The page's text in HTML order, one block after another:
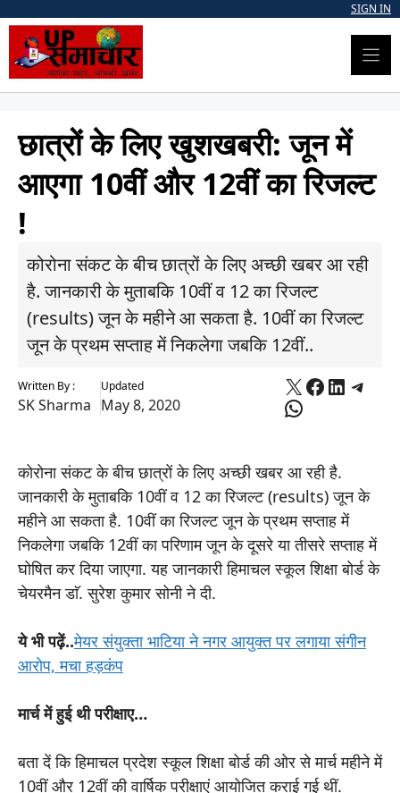
content
SIGN IN
छात्रों के लिए खुशखबरी: जून में
आएगा 10वीं और 12वीं का रिजल्ट
!
कोरोना संकट के बीच छात्रों के लिए अच्छी खबर आ रही
है. जानकारी के मुताबकि 10वीं व 12 का रिजल्ट
(results) जून के महीने आ सकता है. 10वीं का रिजल्ट
जून के प्रथम सप्ताह में निकलेगा जबकि 12वीं..
Written By :
SK Sharma
Updated
May 8, 2020
X Facebook
WhatsApp
कोरोना संकट के बीच छात्रों के लिए अच्छी खबर आ रही है.
जानकारी के मुताबकि 10वीं व 12 का रिजल्ट (results) जून के
महीने आ सकता है. 10वीं का रिजल्ट जून के प्रथम सप्ताह में
निकलेगा जबकि 12वीं का परिणाम जून के दूसरे या तीसरे सप्ताह में
घोषित कर दिया जाएगा. यह जानकारी हिमाचल स्कूल शिक्षा बोर्ड के
चेयरमैन डाॅ. सुरेश कुमार सोनी ने दी.
ये भी पढ़ें..मेयर संयुक्ता भाटिया ने नगर आयुक्त पर लगाया संगीन
आरोप, मचा हड़कंप
मार्च में हुई थी परीक्षाए…
बता दें कि हिमाचल प्रदेश स्कूल शिक्षा बोर्ड की ओर से मार्च महीने में
10वीं और 12वीं की वार्षिक परीक्षाएं आयोजित कराई गई थीं.